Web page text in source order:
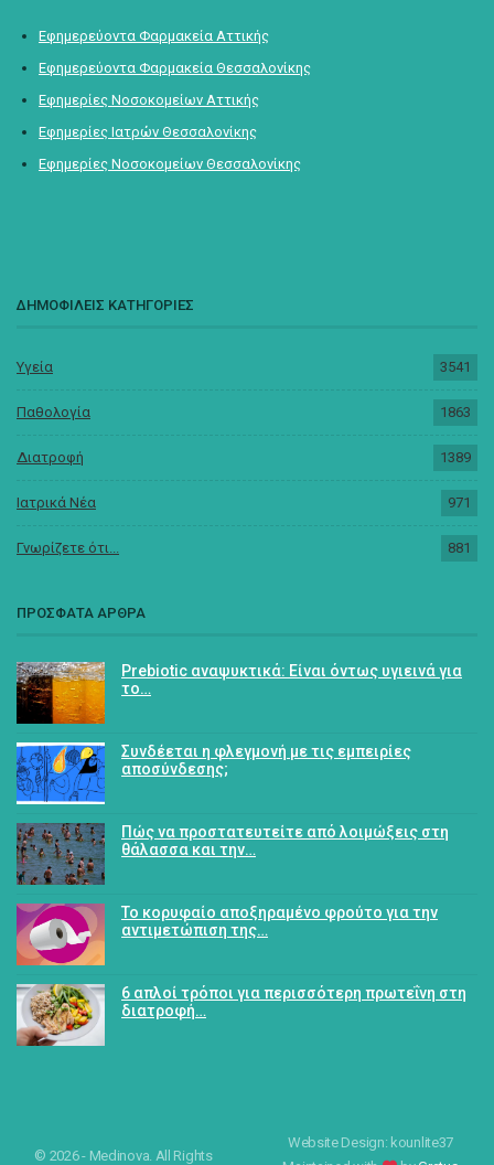
Εφημερεύοντα Φαρμακεία Αττικής
Εφημερεύοντα Φαρμακεία Θεσσαλονίκης
Εφημερίες Νοσοκομείων Αττικής
Εφημερίες Ιατρών Θεσσαλονίκης
Εφημερίες Νοσοκομείων Θεσσαλονίκης
ΔΗΜΟΦΙΛΕΙΣ ΚΑΤΗΓΟΡΙΕΣ
Υγεία 3541
Παθολογία 1863
Διατροφή 1389
Ιατρικά Νέα 971
Γνωρίζετε ότι... 881
ΠΡΟΣΦΑΤΑ ΑΡΘΡΑ
Prebiotic αναψυκτικά: Είναι όντως υγιεινά για
το…
Συνδέεται η φλεγμονή με τις εμπειρίες
αποσύνδεσης;
Πώς να προστατευτείτε από λοιμώξεις στη
θάλασσα και την…
Το κορυφαίο αποξηραμένο φρούτο για την
αντιμετώπιση της…
6 απλοί τρόποι για περισσότερη πρωτεΐνη στη
διατροφή…
© 2026 - Medinova. All Rights
Website Design: kounlite37